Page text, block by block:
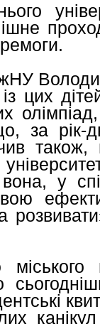
цих
за рік-
також,
у